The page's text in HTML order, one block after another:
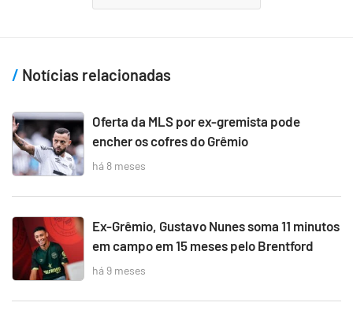
Notícias relacionadas
Oferta da MLS por ex-gremista pode
encher os cofres do Grêmio
há 8 meses
Ex-Grêmio, Gustavo Nunes soma 11 minutos
em campo em 15 meses pelo Brentford
há 9 meses